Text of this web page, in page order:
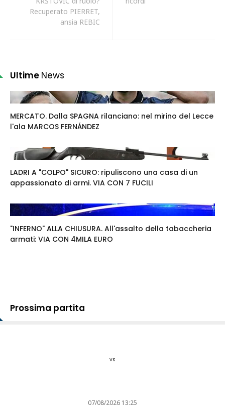
Recuperato PIERRET,
ansia REBIC
Ultime News
MERCATO. Dalla SPAGNA rilanciano: nel mirino del Lecce
l'ala MARCOS FERNÁNDEZ
LADRI A "COLPO" SICURO: ripuliscono una casa di un
appassionato di armi. VIA CON 7 FUCILI
"INFERNO" ALLA CHIUSURA. All'assalto della tabaccheria
armati: VIA CON 4MILA EURO
Prossima partita
vs
07/08/2026 13:25